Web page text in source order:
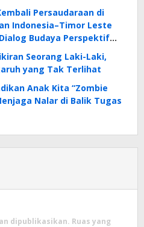
Persaudaraan di
Indonesia–Timor Leste
Budaya Perspektif
Seorang Laki-Laki,
yang Tak Terlihat
Anak Kita “Zombie
Nalar di Balik Tugas
dipublikasikan. Ruas yang